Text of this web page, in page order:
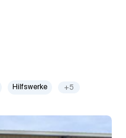
Hilfswerke +5